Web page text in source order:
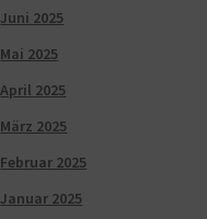
Juni 2025
Mai 2025
April 2025
März 2025
Februar 2025
Januar 2025